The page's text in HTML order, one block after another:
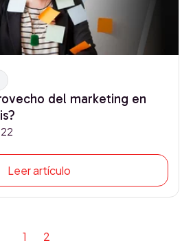
del marketing en
Leer artículo
1 2